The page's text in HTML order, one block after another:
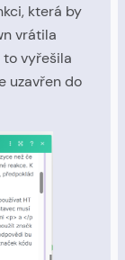
která by
vrátila
to vyřešila
uzavřen do